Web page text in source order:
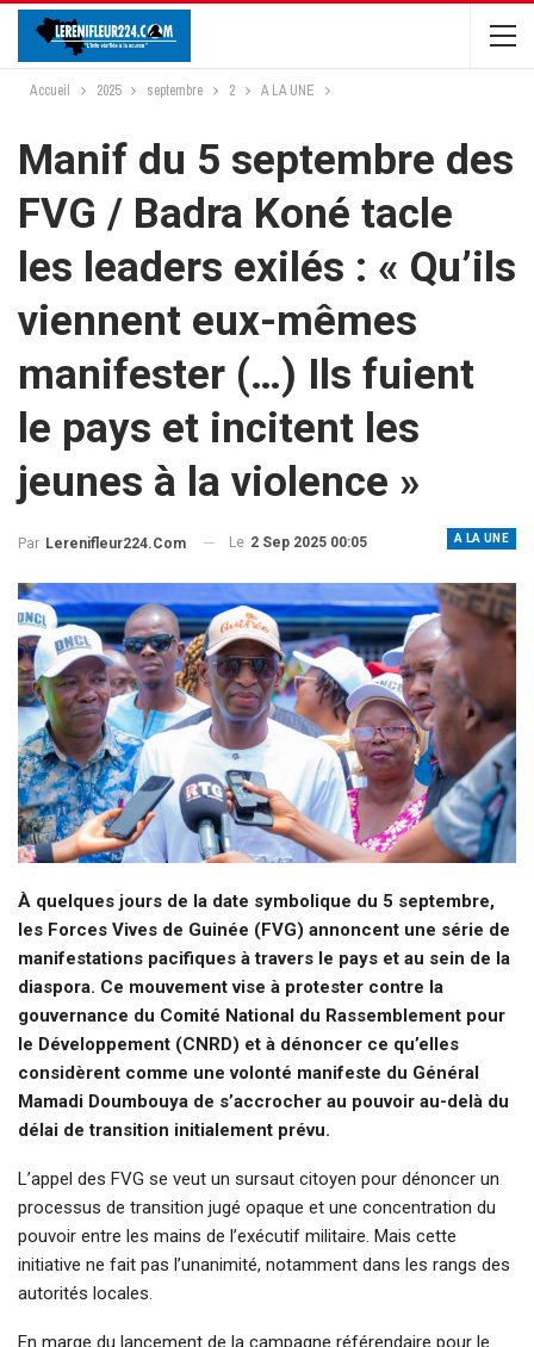
Accueil 2025 septembre 2 A LA UNE
Manif du 5 septembre des
FVG / Badra Koné tacle
les leaders exilés : « Qu’ils
viennent eux-mêmes
manifester (…) Ils fuient
le pays et incitent les
jeunes à la violence »
A LA UNE
Par Lerenifleur224.com Le 2 Sep 2025 00:05
À quelques jours de la date symbolique du 5 septembre,
les Forces Vives de Guinée (FVG) annoncent une série de
manifestations pacifiques à travers le pays et au sein de la
diaspora. Ce mouvement vise à protester contre la
gouvernance du Comité National du Rassemblement pour
le Développement (CNRD) et à dénoncer ce qu’elles
considèrent comme une volonté manifeste du Général
Mamadi Doumbouya de s’accrocher au pouvoir au-delà du
délai de transition initialement prévu.
L’appel des FVG se veut un sursaut citoyen pour dénoncer un
processus de transition jugé opaque et une concentration du
pouvoir entre les mains de l’exécutif militaire. Mais cette
initiative ne fait pas l’unanimité, notamment dans les rangs des
autorités locales.
En marge du lancement de la campagne référendaire pour le